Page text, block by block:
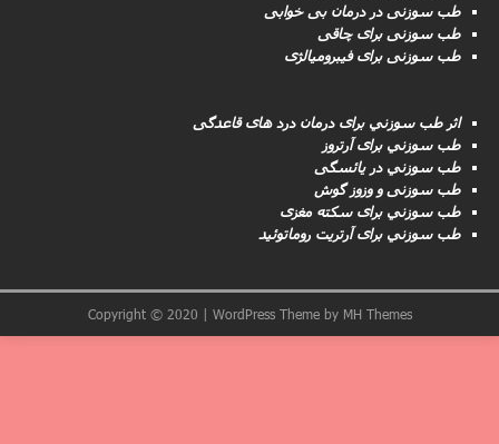
طب سوزنى در درمان بی خوابی
طب سوزنى برای چاقی
طب سوزنی برای فیبرومیالژی
اثر طب سوزني برای درمان درد های قاعدگی
طب سوزني برای آرتروز
طب سوزني در یائسگی
طب سوزنی و وزوز گوش
طب سوزني برای سکته مغزى
طب سوزني برای آرتریت روماتوئید
Copyright © 2020 | WordPress Theme by MH Themes